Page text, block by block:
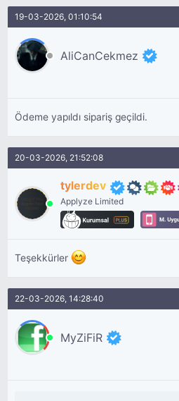
19-03-2026, 01:10:54
AliCanCekmez
Ödeme yapıldı sipariş geçildi.
20-03-2026, 21:52:08
tylerdev
Applyze Limited
Teşekkürler
22-03-2026, 14:28:40
MyZiFiR